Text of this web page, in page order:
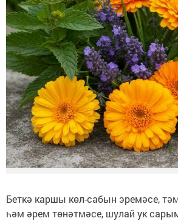
Беткә каршы көл-сабын эремәсе,
һәм әрем төнәтмәсе, шулай ук